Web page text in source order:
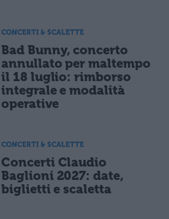
CONCERTI & SCALETTE
Bad Bunny, concerto
annullato per maltempo
il 18 luglio: rimborso
integrale e modalità
operative
CONCERTI & SCALETTE
Concerti Claudio
Baglioni 2027: date,
biglietti e scaletta